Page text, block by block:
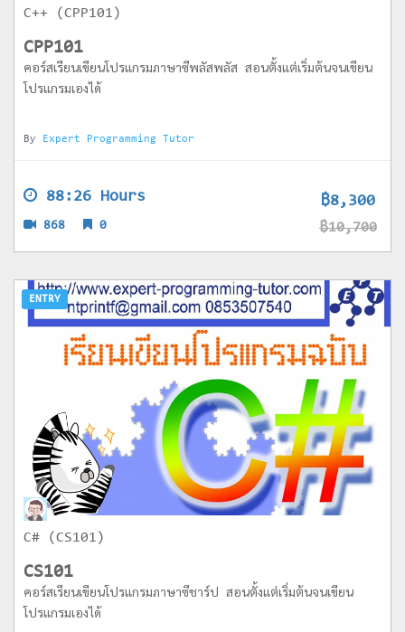
C++ (CPP101)
CPP101
คอร์สเรียนเขียนโปรแกรมภาษาซีพลัสพลัส สอนตั้งแต่เริ่มต้นจนเขียน
โปรแกรมเองได้
By Expert Programming Tutor
88:26 Hours ฿8,300
฿10,700
868 0
ENTRY
C# (CS101)
CS101
คอร์สเรียนเขียนโปรแกรมภาษาซีชาร์ป สอนตั้งแต่เริ่มต้นจนเขียน
โปรแกรมเองได้